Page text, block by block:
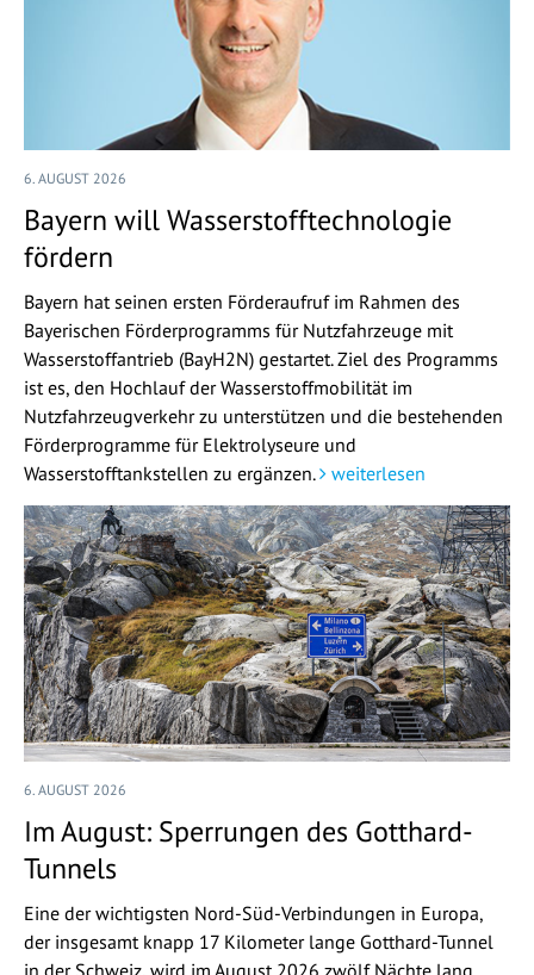
6. AUGUST 2026
Bayern will Wasserstofftechnologie
fördern
Bayern hat seinen ersten Förderaufruf im Rahmen des
Bayerischen Förderprogramms für Nutzfahrzeuge mit
Wasserstoffantrieb (BayH2N) gestartet. Ziel des Programms
ist es, den Hochlauf der Wasserstoffmobilität im
Nutzfahrzeugverkehr zu unterstützen und die bestehenden
Förderprogramme für Elektrolyseure und
Wasserstofftankstellen zu ergänzen.
weiterlesen
6. AUGUST 2026
Im August: Sperrungen des Gotthard-
Tunnels
Eine der wichtigsten Nord-Süd-Verbindungen in Europa,
der insgesamt knapp 17 Kilometer lange Gotthard-Tunnel